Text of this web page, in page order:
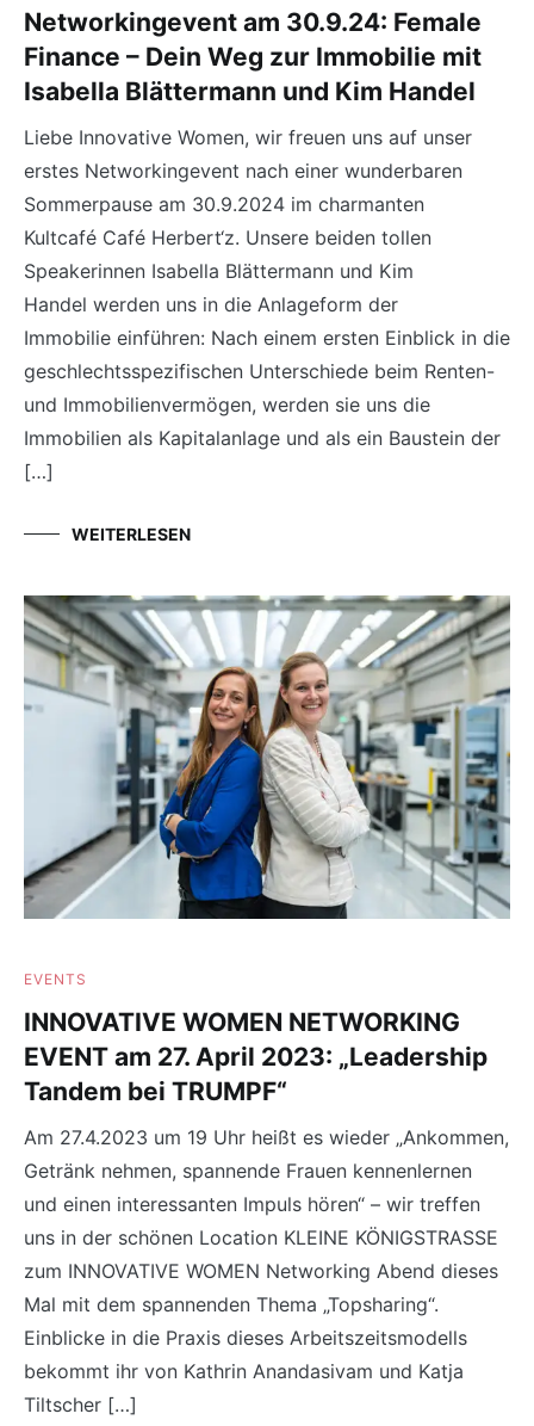
Networkingevent am 30.9.24: Female
Finance – Dein Weg zur Immobilie mit
Isabella Blättermann und Kim Handel
Liebe Innovative Women, wir freuen uns auf unser
erstes Networkingevent nach einer wunderbaren
Sommerpause am 30.9.2024 im charmanten
Kultcafé Café Herbert‘z. Unsere beiden tollen
Speakerinnen Isabella Blättermann und Kim
Handel werden uns in die Anlageform der
Immobilie einführen: Nach einem ersten Einblick in die
geschlechtsspezifischen Unterschiede beim Renten-
und Immobilienvermögen, werden sie uns die
Immobilien als Kapitalanlage und als ein Baustein der
[…]
WEITERLESEN
EVENTS
INNOVATIVE WOMEN NETWORKING
EVENT am 27. April 2023: „Leadership
Tandem bei TRUMPF“
Am 27.4.2023 um 19 Uhr heißt es wieder „Ankommen,
Getränk nehmen, spannende Frauen kennenlernen
und einen interessanten Impuls hören“ – wir treffen
uns in der schönen Location KLEINE KÖNIGSTRASSE
zum INNOVATIVE WOMEN Networking Abend dieses
Mal mit dem spannenden Thema „Topsharing“.
Einblicke in die Praxis dieses Arbeitszeitsmodells
bekommt ihr von Kathrin Anandasivam und Katja
Tiltscher […]